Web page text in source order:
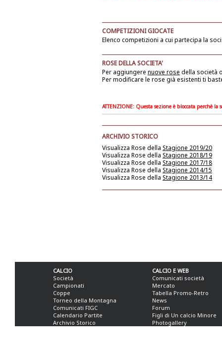
COMPETIZIONI GIOCATE
Elenco competizioni a cui partecipa la
ROSE DELLA SOCIETA'
Per aggiungere nuove rose della società
Per modificare le rose già esistenti ti
ATTENZIONE: Questa sezione è bloccata perchè
ARCHIVIO STORICO
Visualizza Rose della Stagione 2019/20
Visualizza Rose della Stagione 2018/19
Visualizza Rose della Stagione 2017/18
Visualizza Rose della Stagione 2014/15
Visualizza Rose della Stagione 2013/14
CALCIO
Società
Campionati
Coppe
Torneo della Montagna
Comunicati FIGC
Calendario Partite
Archivio Storico
CALCIO E WEB
Comunicati società
Mercato
Tabella Promo-Retro
News
Forum
Figli di Un calcio Minore
Photogallery